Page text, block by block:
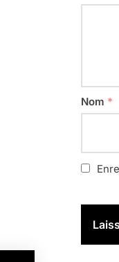
Nom *